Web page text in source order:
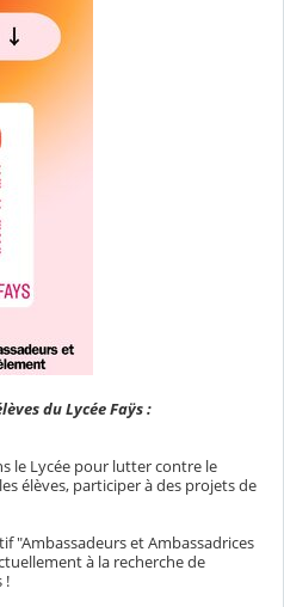
du Lycée Faÿs :
le Lycée pour lutter contre le
élèves, participer à des projets de
"Ambassadeurs et Ambassadrices
à la recherche de
!